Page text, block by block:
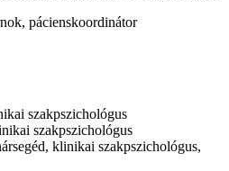
pácienskoordinátor
szakpszichológus
szakpszichológus
klinikai szakpszichológus,